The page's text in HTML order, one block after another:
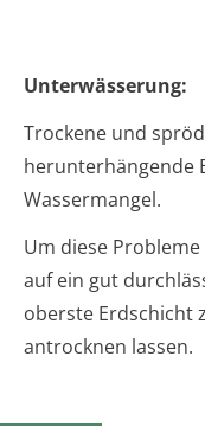
Unterwässerung:
Trockene und
herunterhängende
Wassermangel.
Um diese
auf ein gut
oberste Erdschicht
antrocknen lassen.